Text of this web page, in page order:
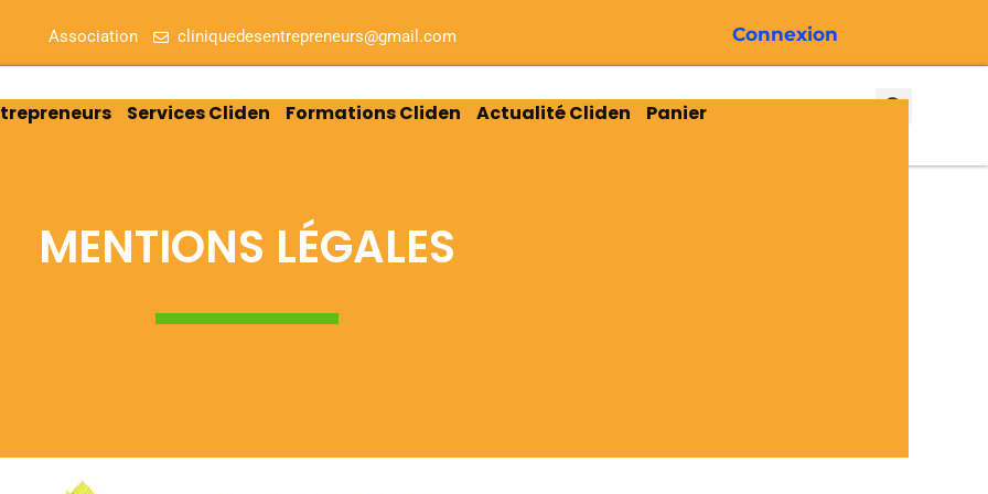
Association cliniquedesentrepreneurs@gmail.com Connexion
Services Cliden Formations Cliden Actualité Cliden Panier
MENTIONS LÉGALES